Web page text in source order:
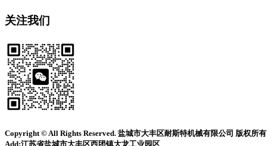
关注我们
Copyright © All Rights Reserved. 盐城市大丰区耐斯特机械有限公司 版权所有
Add:江苏省盐城市大丰区西团镇大龙工业园区